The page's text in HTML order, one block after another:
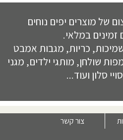
של מוצרים יפים נוחים
זמינים במלאי.
כריות, מגבות אמבט
שולחן, מותגי ילדים, מגני
סלון ועוד...
צור קשר